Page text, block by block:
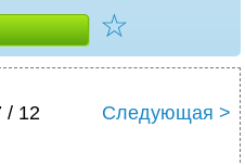
☆
/ 12 Следующая >